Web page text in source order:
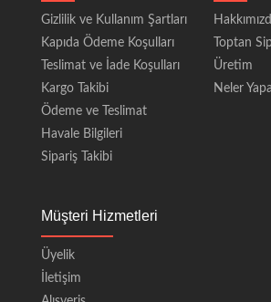
Gizlilik ve Kullanım Şartları
Kapıda Ödeme Koşulları
Teslimat ve İade Koşulları
Kargo Takibi
Ödeme ve Teslimat
Havale Bilgileri
Sipariş Takibi
Toptan
Üretim
Neler
Müşteri Hizmetleri
Üyelik
İletişim